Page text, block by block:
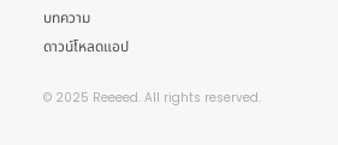
บทความ
ดาวน์โหลดแอป
© 2025 Reeeed. All rights reserved.